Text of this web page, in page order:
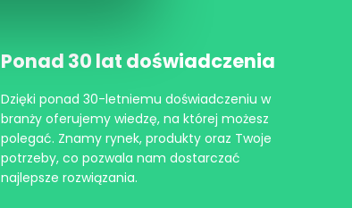
Ponad 30 lat doświadczenia
Dzięki ponad 30-letniemu doświadczeniu w
branży oferujemy wiedzę, na której możesz
polegać. Znamy rynek, produkty oraz Twoje
potrzeby, co pozwala nam dostarczać
najlepsze rozwiązania.